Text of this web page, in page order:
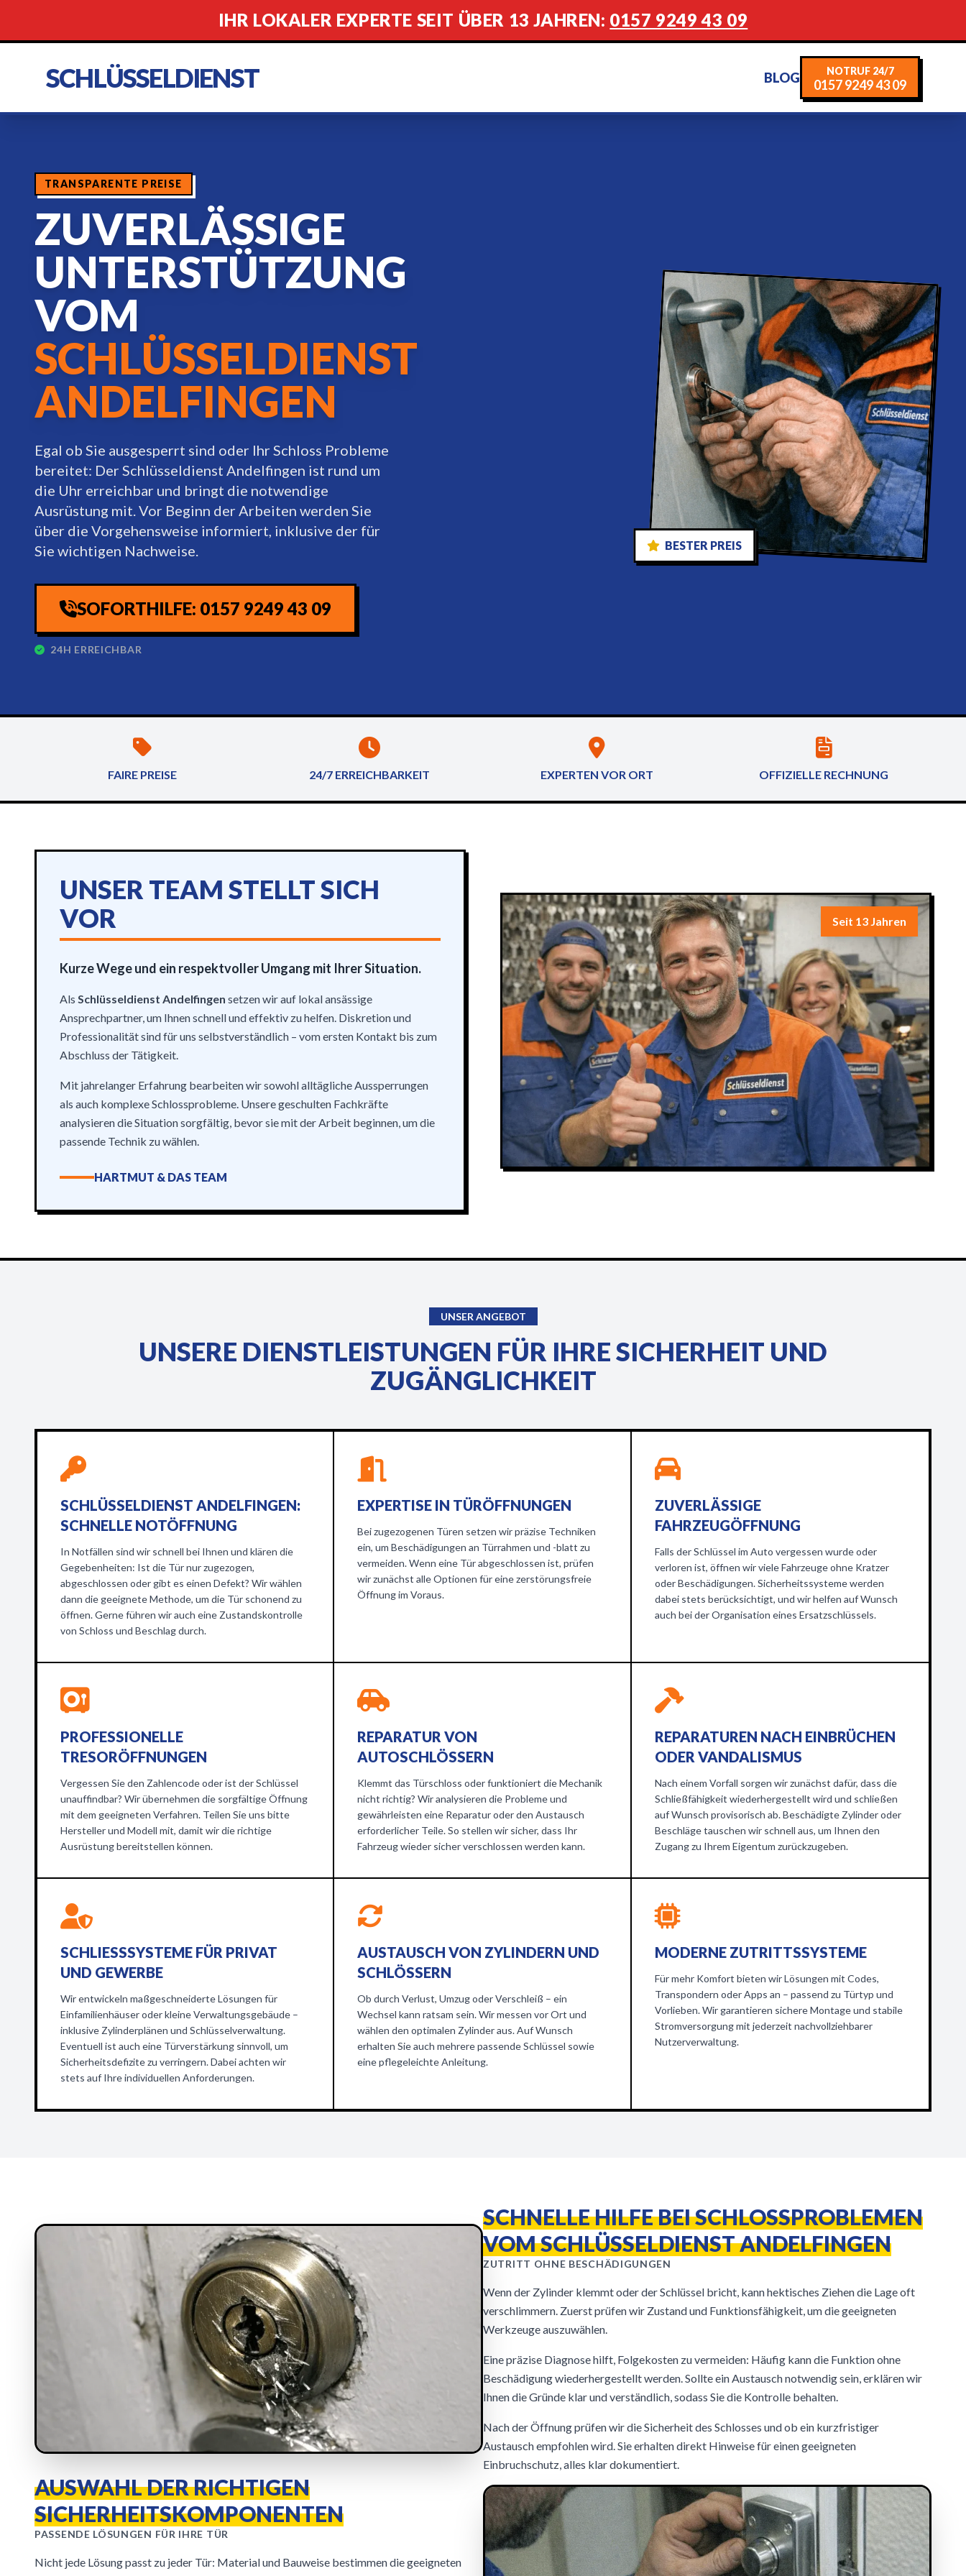
IHR LOKALER EXPERTE SEIT ÜBER 13 JAHREN: 0157 9249 43 09
SCHLÜSSELDIENST BLOG NOTRUF 24/7
0157 9249 43 09
TRANSPARENTE PREISE
ZUVERLÄSSIGE
UNTERSTÜTZUNG
VOM
SCHLÜSSELDIENST
ANDELFINGEN
Egal ob Sie ausgesperrt sind oder Ihr Schloss Probleme
bereitet: Der Schlüsseldienst Andelfingen ist rund um
die Uhr erreichbar und bringt die notwendige
Ausrüstung mit. Vor Beginn der Arbeiten werden Sie
über die Vorgehensweise informiert, inklusive der für
Sie wichtigen Nachweise.
SOFORTHILFE: 0157 9249 43 09
24H ERREICHBAR
BESTER PREIS
FAIRE PREISE 24/7 ERREICHBARKEIT EXPERTEN VOR ORT OFFIZIELLE RECHNUNG
UNSER TEAM STELLT SICH
VOR
Kurze Wege und ein respektvoller Umgang mit Ihrer Situation.
Als Schlüsseldienst Andelfingen setzen wir auf lokal ansässige
Ansprechpartner, um Ihnen schnell und effektiv zu helfen. Diskretion und
Professionalität sind für uns selbstverständlich – vom ersten Kontakt bis zum
Abschluss der Tätigkeit.
Mit jahrelanger Erfahrung bearbeiten wir sowohl alltägliche Aussperrungen
als auch komplexe Schlossprobleme. Unsere geschulten Fachkräfte
analysieren die Situation sorgfältig, bevor sie mit der Arbeit beginnen, um die
passende Technik zu wählen.
HARTMUT & DAS TEAM
Seit 13 Jahren
UNSER ANGEBOT
UNSERE DIENSTLEISTUNGEN FÜR IHRE SICHERHEIT UND
ZUGÄNGLICHKEIT
SCHLÜSSELDIENST ANDELFINGEN:
SCHNELLE NOTÖFFNUNG
In Notfällen sind wir schnell bei Ihnen und klären die
Gegebenheiten: Ist die Tür nur zugezogen,
abgeschlossen oder gibt es einen Defekt? Wir wählen
dann die geeignete Methode, um die Tür schonend zu
öffnen. Gerne führen wir auch eine Zustandskontrolle
von Schloss und Beschlag durch.
EXPERTISE IN TÜRÖFFNUNGEN
Bei zugezogenen Türen setzen wir präzise Techniken
ein, um Beschädigungen an Türrahmen und -blatt zu
vermeiden. Wenn eine Tür abgeschlossen ist, prüfen
wir zunächst alle Optionen für eine zerstörungsfreie
Öffnung im Voraus.
ZUVERLÄSSIGE
FAHRZEUGÖFFNUNG
Falls der Schlüssel im Auto vergessen wurde oder
verloren ist, öffnen wir viele Fahrzeuge ohne Kratzer
oder Beschädigungen. Sicherheitssysteme werden
dabei stets berücksichtigt, und wir helfen auf Wunsch
auch bei der Organisation eines Ersatzschlüssels.
PROFESSIONELLE
TRESORÖFFNUNGEN
Vergessen Sie den Zahlencode oder ist der Schlüssel
unauffindbar? Wir übernehmen die sorgfältige Öffnung
mit dem geeigneten Verfahren. Teilen Sie uns bitte
Hersteller und Modell mit, damit wir die richtige
Ausrüstung bereitstellen können.
REPARATUR VON
AUTOSCHLÖSSERN
Klemmt das Türschloss oder funktioniert die Mechanik
nicht richtig? Wir analysieren die Probleme und
gewährleisten eine Reparatur oder den Austausch
erforderlicher Teile. So stellen wir sicher, dass Ihr
Fahrzeug wieder sicher verschlossen werden kann.
REPARATUREN NACH EINBRÜCHEN
ODER VANDALISMUS
Nach einem Vorfall sorgen wir zunächst dafür, dass die
Schließfähigkeit wiederhergestellt wird und schließen
auf Wunsch provisorisch ab. Beschädigte Zylinder oder
Beschläge tauschen wir schnell aus, um Ihnen den
Zugang zu Ihrem Eigentum zurückzugeben.
SCHLIESSSYSTEME FÜR PRIVAT U
ND GEWERBE
Wir entwickeln maßgeschneiderte Lösungen für
Einfamilienhäuser oder kleine Verwaltungsgebäude –
inklusive Zylinderplänen und Schlüsselverwaltung.
Eventuell ist auch eine Türverstärkung sinnvoll, um
Sicherheitsdefizite zu verringern. Dabei achten wir
stets auf Ihre individuellen Anforderungen.
AUSTAUSCH VON ZYLINDERN UND
SCHLÖSSERN
Ob durch Verlust, Umzug oder Verschleiß – ein
Wechsel kann ratsam sein. Wir messen vor Ort und
wählen den optimalen Zylinder aus. Auf Wunsch
erhalten Sie auch mehrere passende Schlüssel sowie
eine pflegeleichte Anleitung.
MODERNE ZUTRITTSSYSTEME
Für mehr Komfort bieten wir Lösungen mit Codes,
Transpondern oder Apps an – passend zu Türtyp und
Vorlieben. Wir garantieren sichere Montage und stabile
Stromversorgung mit jederzeit nachvollziehbarer
Nutzerverwaltung.
SCHNELLE HILFE BEI SCHLOSSPROBLEMEN
VOM SCHLÜSSELDIENST ANDELFINGEN
ZUTRITT OHNE BESCHÄDIGUNGEN
Wenn der Zylinder klemmt oder der Schlüssel bricht, kann hektisches Ziehen die Lage oft
verschlimmern. Zuerst prüfen wir Zustand und Funktionsfähigkeit, um die geeigneten
Werkzeuge auszuwählen.
Eine präzise Diagnose hilft, Folgekosten zu vermeiden: Häufig kann die Funktion ohne
Beschädigung wiederhergestellt werden. Sollte ein Austausch notwendig sein, erklären wir
Ihnen die Gründe klar und verständlich, sodass Sie die Kontrolle behalten.
Nach der Öffnung prüfen wir die Sicherheit des Schlosses und ob ein kurzfristiger
Austausch empfohlen wird. Sie erhalten direkt Hinweise für einen geeigneten
Einbruchschutz, alles klar dokumentiert.
AUSWAHL DER RICHTIGEN
SICHERHEITSKOMPONENTEN
PASSENDE LÖSUNGEN FÜR IHRE TÜR
Nicht jede Lösung passt zu jeder Tür: Material und Bauweise bestimmen die geeigneten